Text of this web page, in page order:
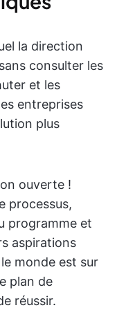
la direction
consulter les
et les
entreprises
plus
ouverte !
processus,
programme et
aspirations
monde est sur
plan de
réussir.